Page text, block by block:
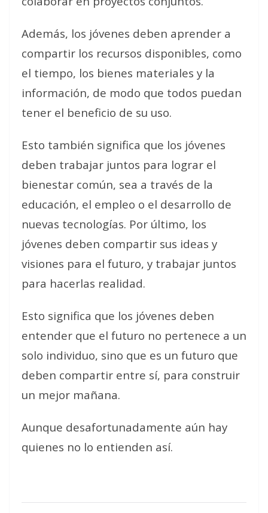
Además, los jóvenes deben aprender a
compartir los recursos disponibles, como
el tiempo, los bienes materiales y la
información, de modo que todos puedan
tener el beneficio de su uso.
Esto también significa que los jóvenes
deben trabajar juntos para lograr el
bienestar común, sea a través de la
educación, el empleo o el desarrollo de
nuevas tecnologías. Por último, los
jóvenes deben compartir sus ideas y
visiones para el futuro, y trabajar juntos
para hacerlas realidad.
Esto significa que los jóvenes deben
entender que el futuro no pertenece a un
solo individuo, sino que es un futuro que
deben compartir entre sí, para construir
un mejor mañana.
Aunque desafortunadamente aún hay
quienes no lo entienden así.